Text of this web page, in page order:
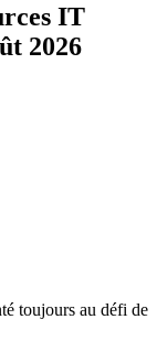
IT
2026
toujours au défi de